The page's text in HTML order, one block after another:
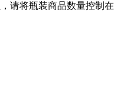
请将瓶装商品数量控制